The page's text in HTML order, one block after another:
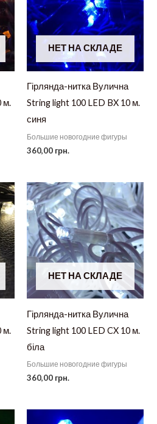
м.
НЕТ НА СКЛАДЕ
Гірлянда-нитка Вулична
String light 100 LED BX 10 м.
синя
Большие новогодние фигуры
360,00 грн.
м.
НЕТ НА СКЛАДЕ
Гірлянда-нитка Вулична
String light 100 LED CX 10 м.
біла
Большие новогодние фигуры
360,00 грн.